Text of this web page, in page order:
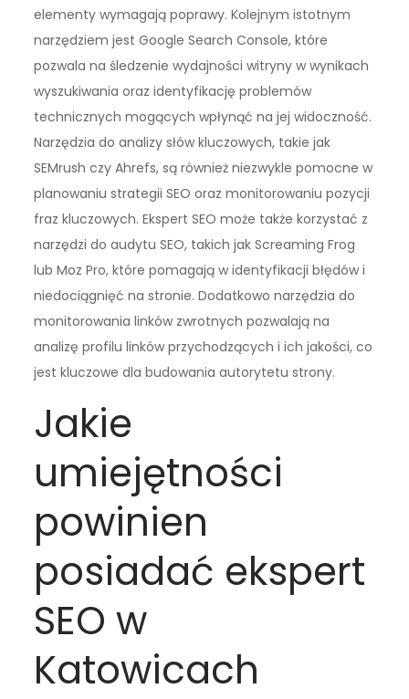
elementy wymagają poprawy. Kolejnym istotnym
narzędziem jest Google Search Console, które
pozwala na śledzenie wydajności witryny w wynikach
wyszukiwania oraz identyfikację problemów
technicznych mogących wpłynąć na jej widoczność.
Narzędzia do analizy słów kluczowych, takie jak
SEMrush czy Ahrefs, są również niezwykle pomocne w
planowaniu strategii SEO oraz monitorowaniu pozycji
fraz kluczowych. Ekspert SEO może także korzystać z
narzędzi do audytu SEO, takich jak Screaming Frog
lub Moz Pro, które pomagają w identyfikacji błędów i
niedociągnięć na stronie. Dodatkowo narzędzia do
monitorowania linków zwrotnych pozwalają na
analizę profilu linków przychodzących i ich jakości, co
jest kluczowe dla budowania autorytetu strony.
Jakie
umiejętności
powinien
posiadać ekspert
SEO w
Katowicach